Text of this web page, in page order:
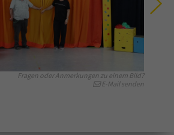
Fragen oder Anmerkungen zu einem Bild?
E-Mail senden